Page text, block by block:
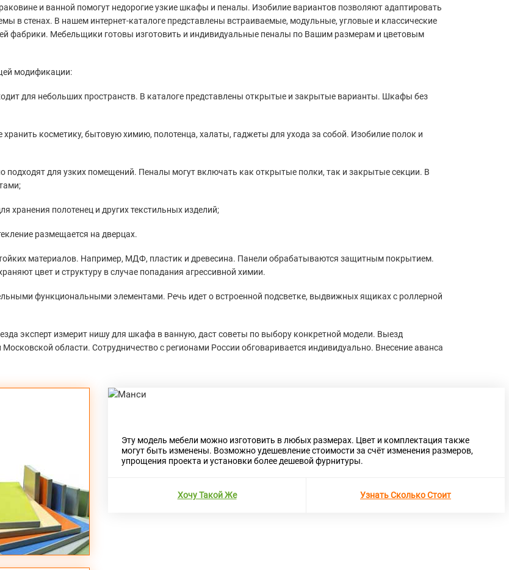
и ванной помогут недорогие узкие шкафы и пеналы. Изобилие вариантов позволяют адаптировать
в стенах. В нашем интернет-каталоге представлены встраиваемые, модульные, угловые и классические
фабрики. Мебельщики готовы изготовить и индивидуальные пеналы по Вашим размерам и цветовым
модификации:
для небольших пространств. В каталоге представлены открытые и закрытые варианты. Шкафы без
косметику, бытовую химию, полотенца, халаты, гаджеты для ухода за собой. Изобилие полок и
подходят для узких помещений. Пеналы могут включать как открытые полки, так и закрытые секции. В
полотенец и других текстильных изделий;
размещается на дверцах.
материалов. Например, МДФ, пластик и древесина. Панели обрабатываются защитным покрытием.
цвет и структуру в случае попадания агрессивной химии.
функциональными элементами. Речь идет о встроенной подсветке, выдвижных ящиках с роллерной
эксперт измерит нишу для шкафа в ванную, даст советы по выбору конкретной модели. Выезд
области. Сотрудничество с регионами России обговаривается индивидуально. Внесение аванса
Эту модель мебели можно изготовить в любых размерах. Цвет и комплектация также
могут быть изменены. Возможно удешевление стоимости за счёт изменения размеров,
упрощения проекта и установки более дешевой фурнитуры.
Хочу Такой Же Узнать Сколько Стоит
Previous